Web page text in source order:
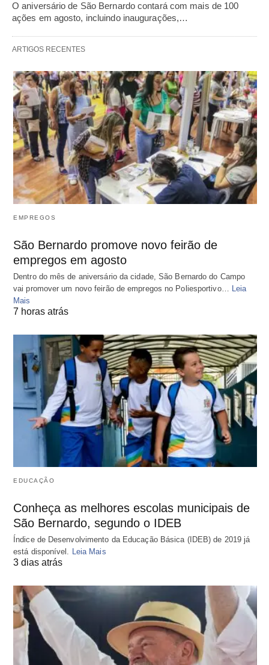
O aniversário de São Bernardo contará com mais de 100
ações em agosto, incluindo inaugurações,…
ARTIGOS RECENTES
EMPREGOS
São Bernardo promove novo feirão de
empregos em agosto
Dentro do mês de aniversário da cidade, São Bernardo do Campo
vai promover um novo feirão de empregos no Poliesportivo…
Leia
Mais
7 horas atrás
EDUCAÇÃO
Conheça as melhores escolas municipais de
São Bernardo, segundo o IDEB
Índice de Desenvolvimento da Educação Básica (IDEB) de 2019 já
está disponível. Leia Mais
3 dias atrás